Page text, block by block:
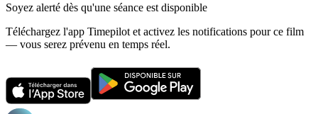
Soyez alerté dès qu'une séance est disponible
Téléchargez l'app Timepilot et activez les notifications pour ce film
— vous serez prévenu en temps réel.